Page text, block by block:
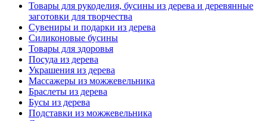
Товары для рукоделия, бусины из дерева и деревянные
заготовки для творчества
Сувениры и подарки из дерева
Силиконовые бусины
Товары для здоровья
Посуда из дерева
Украшения из дерева
Массажеры из можжевельника
Браслеты из дерева
Бусы из дерева
Подставки из можжевельника